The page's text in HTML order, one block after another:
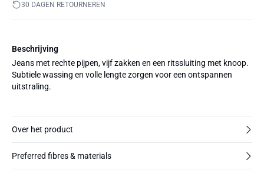
30 DAGEN RETOURNEREN
Beschrijving
Jeans met rechte pijpen, vijf zakken en een ritssluiting met knoop.
Subtiele wassing en volle lengte zorgen voor een ontspannen
uitstraling.
Over het product
Preferred fibres & materials